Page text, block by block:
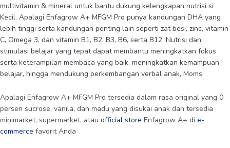
multivitamin & mineral untuk bantu dukung kelengkapan nutrisi si
Kecil. Apalagi Enfagrow A+ MFGM Pro punya kandungan DHA yang
lebih tinggi serta kandungan penting lain seperti zat besi, zinc, vitamin
C, Omega 3, dan vitamin B1, B2, B3, B6, serta B12. Nutrisi dan
stimulasi belajar yang tepat dapat membantu meningkatkan fokus
serta keterampilan membaca yang baik, meningkatkan kemampuan
belajar, hingga mendukung perkembangan verbal anak, Moms.
Apalagi Enfagrow A+ MFGM Pro tersedia dalam rasa original yang 0
persen sucrose, vanila, dan madu yang disukai anak dan tersedia
minimarket, supermarket, atau official store Enfagrow A+ di e-
commerce favorit Anda